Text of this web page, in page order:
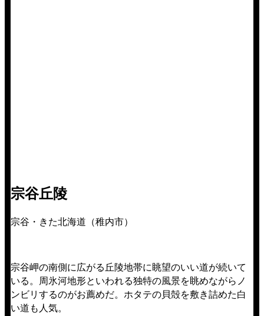
宗谷丘陵
宗谷・きた北海道（稚内市）
宗谷岬の南側に広がる丘陵地帯に眺望のいい道が続いて
いる。周氷河地形といわれる独特の風景を眺めながらノ
ンビリするのがお薦めだ。ホタテの貝殻を敷き詰めた白
い道も人気。